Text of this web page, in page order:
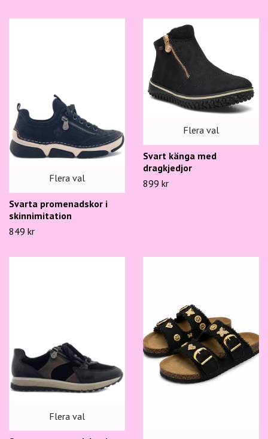
Flera val
Svarta promenadskor i
skinnimitation
849 kr
Flera val
Svart känga med
dragkjedjor
899 kr
Flera val